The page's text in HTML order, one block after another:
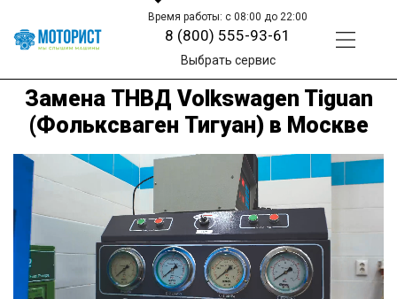
Время работы: с 08:00 до 22:00
8 (800) 555-93-61
Выбрать сервис
Замена ТНВД Volkswagen Tiguan
(Фольксваген Тигуан) в Москве